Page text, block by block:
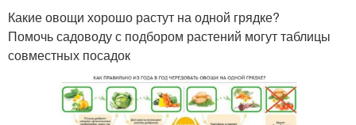
Какие овощи хорошо растут на одной грядке?
Помочь садоводу с подбором растений могут таблицы
совместных посадок